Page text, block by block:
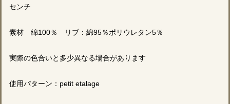
センチ
素材 綿100％ リブ：綿95％ポリウレタン5％
実際の色合いと多少異なる場合があります
使用パターン：petit etalage